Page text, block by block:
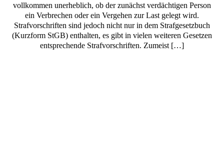
vollkommen unerheblich, ob der zunächst verdächtigen Person
ein Verbrechen oder ein Vergehen zur Last gelegt wird.
Strafvorschriften sind jedoch nicht nur in dem Strafgesetzbuch
(Kurzform StGB) enthalten, es gibt in vielen weiteren Gesetzen
entsprechende Strafvorschriften. Zumeist […]